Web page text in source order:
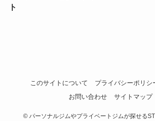
ト
このサイトについて プライバシーポリシ
お問い合わせ
サイトマップ
© パーソナルジムやプライベートジムが探せる